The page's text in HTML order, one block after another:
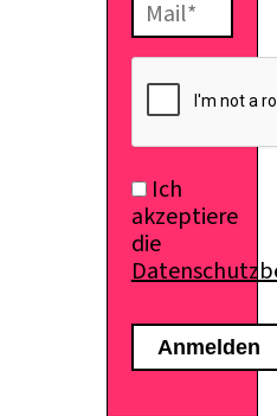
Ich
akzeptiere
die